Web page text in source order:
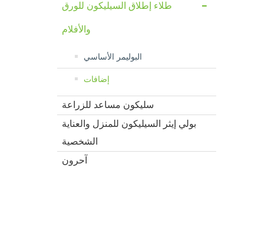
طلاء إطلاق السيليكون للورق
والأفلام
البوليمر الأساسي
إضافات
سليكون مساعد للزراعة
بولي إيثر السيليكون للمنزل والعناية
الشخصية
آحرون